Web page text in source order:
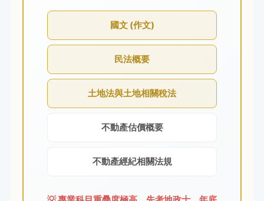
國文 (作文)
民法概要
土地法與土地相關稅法
不動產估價概要
不動產經紀相關法規